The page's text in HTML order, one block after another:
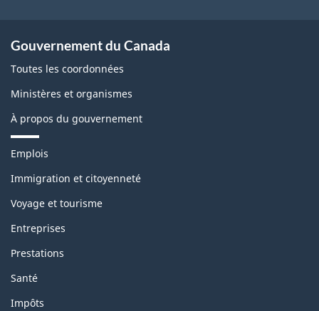
Gouvernement du Canada
Toutes les coordonnées
Ministères et organismes
À propos du gouvernement
T
è
e
e
t
s
u
e
Emplois
Immigration et citoyenneté
Voyage et tourisme
Entreprises
Prestations
Santé
Impôts